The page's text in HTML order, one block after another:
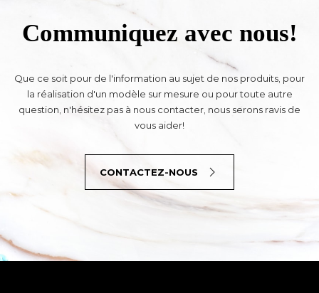
Communiquez avec nous!
Que ce soit pour de l'information au sujet de nos produits, pour
la réalisation d'un modèle sur mesure ou pour toute autre
question, n'hésitez pas à nous contacter, nous serons ravis de
vous aider!
CONTACTEZ-NOUS